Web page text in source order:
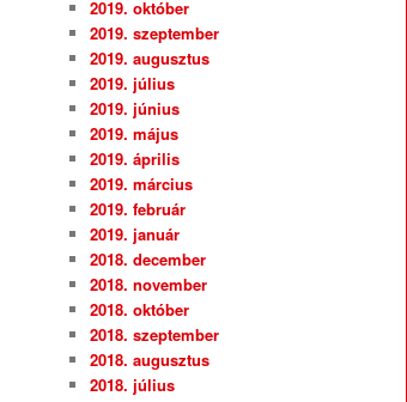
2019. október
2019. szeptember
2019. augusztus
2019. július
2019. június
2019. május
2019. április
2019. március
2019. február
2019. január
2018. december
2018. november
2018. október
2018. szeptember
2018. augusztus
2018. július